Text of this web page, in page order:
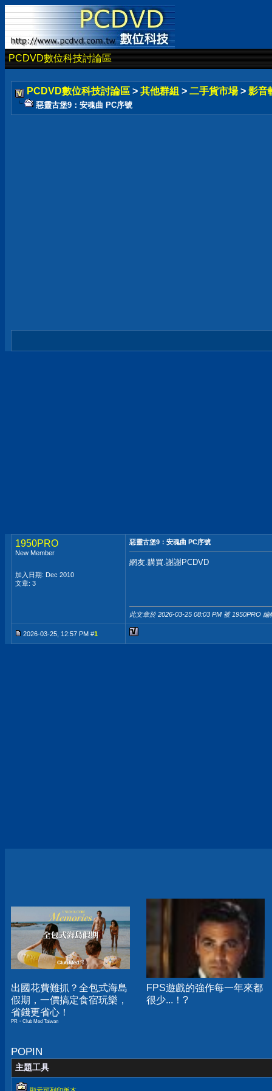
PCDVD數位科技討論區
PCDVD數位科技討論區 > 其他群組 > 二手貨市場 > 影音
惡靈古堡9：安魂曲 PC序號
1950PRO
New Member
加入日期: Dec 2010
文章: 3
惡靈古堡9：安魂曲 PC序號
網友.購買.謝謝PCDVD
此文章於 2026-03-25 08:03 PM 被 1950PRO 編
2026-03-25, 12:57 PM #1
出國花費難抓？全包式海島
假期，一價搞定食宿玩樂，
省錢更省心！
PR・Club Med Taiwan
FPS遊戲的強作每一年來都
很少...！?
POPIN
主題工具